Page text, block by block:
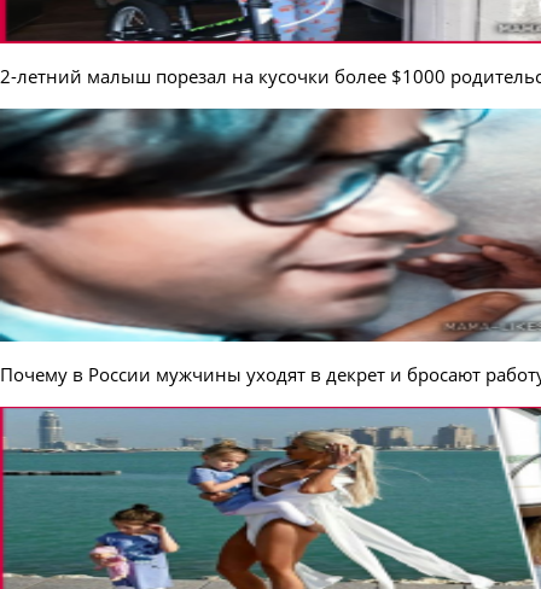
2-летний малыш порезал на кусочки более $1000
Почему в России мужчины уходят в декрет и бросают